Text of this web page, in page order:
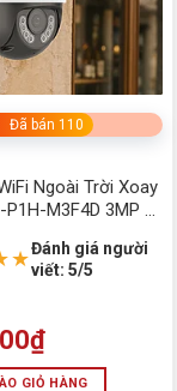
Đã bán 110
Ngoài Trời Xoay
P1H-M3F4D 3MP –
Nước IP66
Đánh giá người
viết: 5/5
₫
GIỎ HÀNG